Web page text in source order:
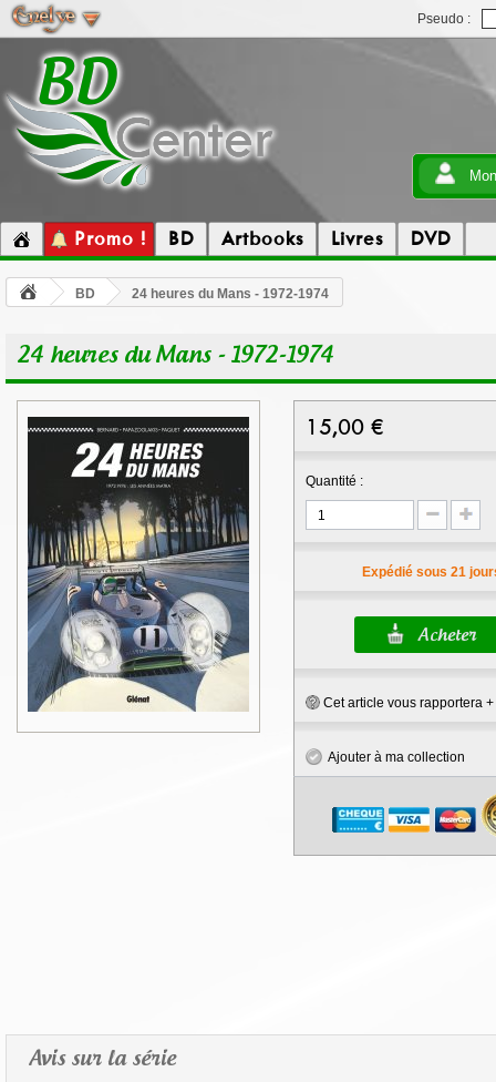
Pseudo :
Promo ! BD Artbooks Livres DVD
BD 24 heures du Mans - 1972-1974
24 heures du Mans - 1972-1974
15,00 €
Quantité :
Expédié sous 21
Cet article vous rapportera +
Ajouter à ma collection
Avis sur la série